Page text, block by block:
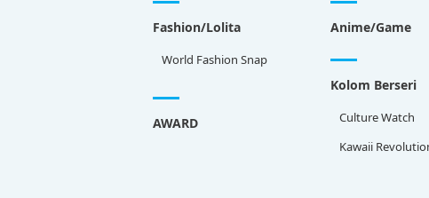
Fashion/Lolita
World Fashion Snap
Anime/Game
Kolom Berseri
Culture Watch
Kawaii
AWARD